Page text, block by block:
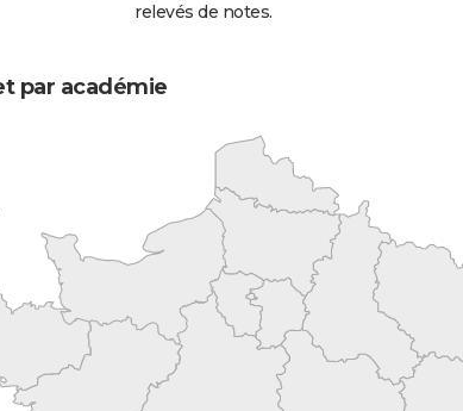
relevés de notes.
par académie